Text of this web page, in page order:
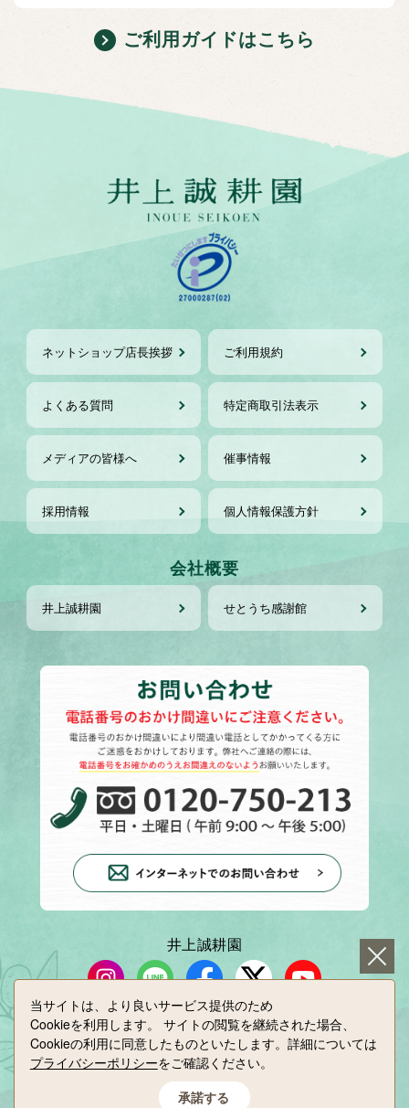
ご利用ガイドはこちら
ネットショップ店長挨拶 ご利用規約
よくある質問 特定商取引法表示
メディアの皆様へ 催事情報
採用情報 個人情報保護方針
会社概要
井上誠耕園 せとうち感謝館
井上誠耕園
小豆島せとうち感謝館
当サイトは、より良いサービス提供のため
Cookieを利用します。
サイトの閲覧を継続された場合、
Cookieの利用に同意したものといたします。詳細については
プライバシーポリシーをご確認ください。
承諾する